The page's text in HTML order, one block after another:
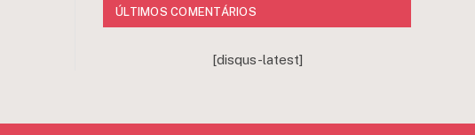
ÚLTIMOS COMENTÁRIOS
[disqus-latest]